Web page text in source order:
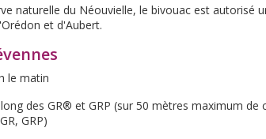
naturelle du Néouvielle, le bivouac est autorisé
et d'Aubert.
le matin
des GR® et GRP (sur 50 mètres maximum de
GRP)